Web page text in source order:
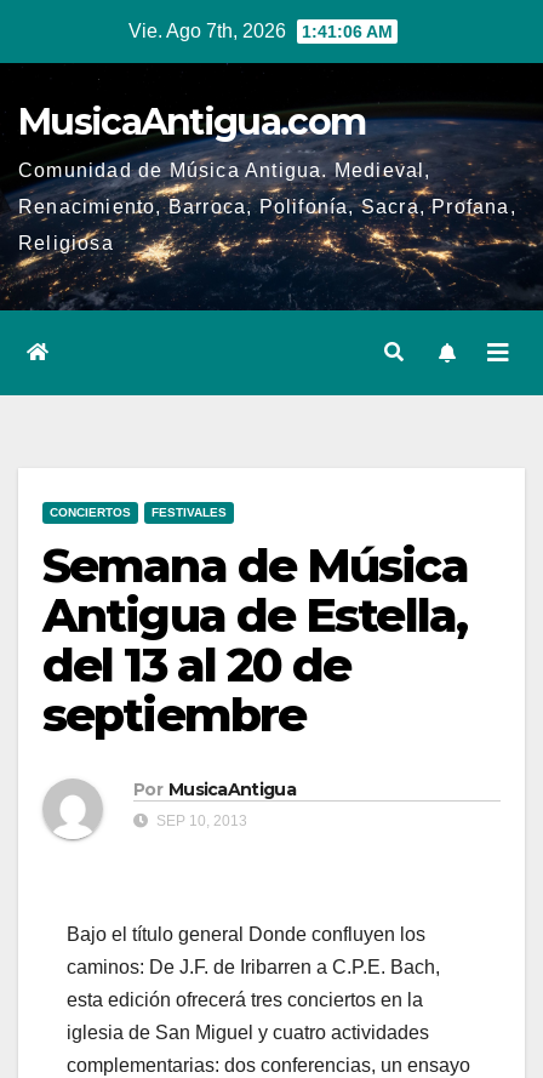
Vie. Ago 7th, 2026 1:41:06 AM
MusicaAntigua.com
Comunidad de Música Antigua. Medieval,
Renacimiento, Barroca, Polifonía, Sacra, Profana,
Religiosa
CONCIERTOS FESTIVALES
Semana de Música
Antigua de Estella,
del 13 al 20 de
septiembre
Por MusicaAntigua
SEP 10, 2013
Bajo el título general Donde confluyen los
caminos: De J.F. de Iribarren a C.P.E. Bach,
esta edición ofrecerá tres conciertos en la
iglesia de San Miguel y cuatro actividades
complementarias: dos conferencias, un ensayo